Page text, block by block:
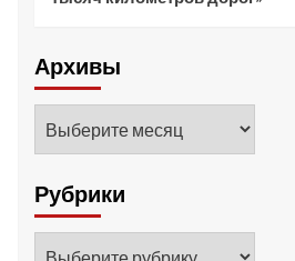
Архивы
Рубрики